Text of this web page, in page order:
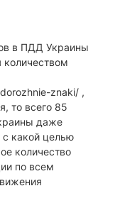
в ПДД Украины
количеством
znaki/ ,
то всего 85
даже
с какой целью
количество
по всем